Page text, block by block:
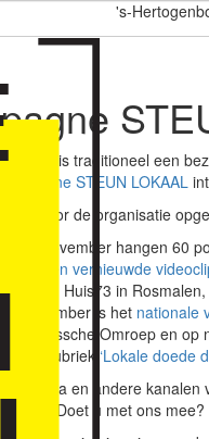
's-
is traditioneel een
campagne STEUN LOKAAL
doen voor de organisatie
28 november hangen 60
een vernieuwde
van Huis73 in
7 december is het nationale
in de Bossche Omroep en
de rubriek ‘Lokale doede
media en andere
Doet u met ons mee?